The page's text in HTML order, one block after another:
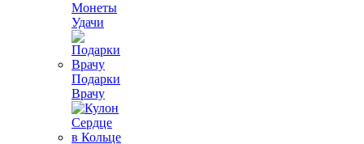
Монеты
Удачи
Подарки
Врачу